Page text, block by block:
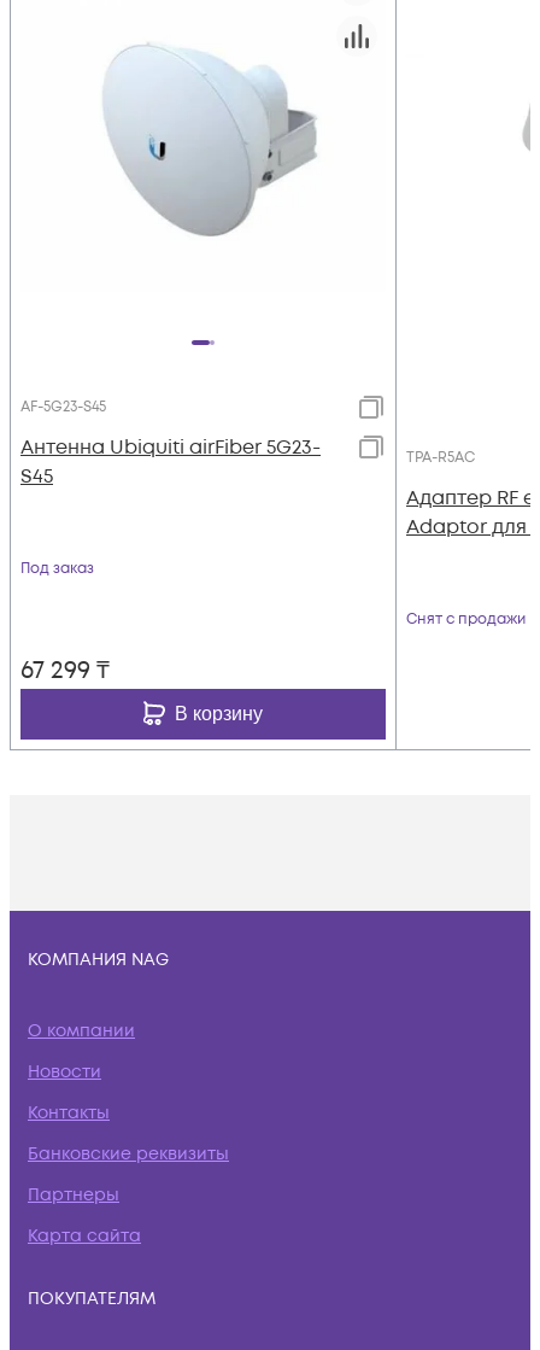
AF-5G23-S45
Антенна Ubiquiti airFiber 5G23-
S45
Под заказ
67 299 ₸
В корзину
TPA-R5AC
Адаптер RF
Adaptor для
Снят с продажи
КОМПАНИЯ NAG
О компании
Новости
Контакты
Банковские реквизиты
Партнеры
Карта сайта
ПОКУПАТЕЛЯМ